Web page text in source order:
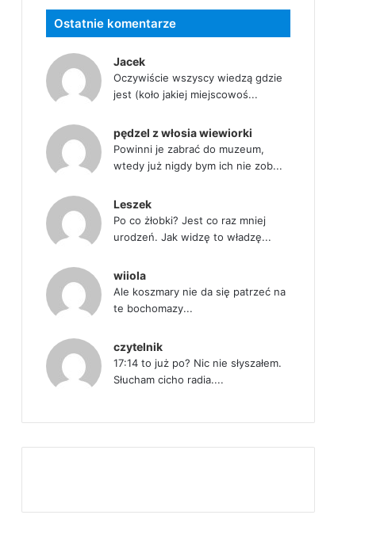
Ostatnie komentarze
Jacek
Oczywiście wszyscy wiedzą gdzie
jest (koło jakiej miejscowoś...
pędzel z włosia wiewiorki
Powinni je zabrać do muzeum,
wtedy już nigdy bym ich nie zob...
Leszek
Po co żłobki? Jest co raz mniej
urodzeń. Jak widzę to władzę...
wiiola
Ale koszmary nie da się patrzeć na
te bochomazy...
czytelnik
17:14 to już po? Nic nie słyszałem.
Słucham cicho radia....